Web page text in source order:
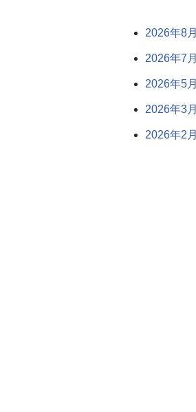
2026年8月
2026年7月
2026年5月
2026年3月
2026年2月